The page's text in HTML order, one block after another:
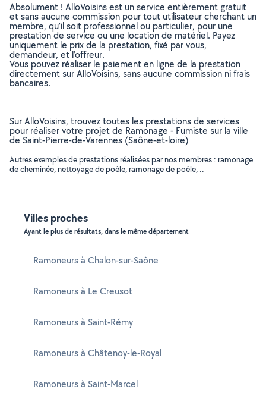
Absolument ! AlloVoisins est un service entièrement gratuit
et sans aucune commission pour tout utilisateur cherchant un
membre, qu’il soit professionnel ou particulier, pour une
prestation de service ou une location de matériel. Payez
uniquement le prix de la prestation, fixé par vous,
demandeur, et l’offreur.
Vous pouvez réaliser le paiement en ligne de la prestation
directement sur AlloVoisins, sans aucune commission ni frais
bancaires.
Sur AlloVoisins, trouvez toutes les prestations de services
pour réaliser votre projet de Ramonage - Fumiste sur la ville
de Saint-Pierre-de-Varennes (Saône-et-loire)
Autres exemples de prestations réalisées par nos membres : ramonage
de cheminée, nettoyage de poêle, ramonage de poêle, ..
Villes proches
Ayant le plus de résultats, dans le même département
Ramoneurs à Chalon-sur-Saône
Ramoneurs à Le Creusot
Ramoneurs à Saint-Rémy
Ramoneurs à Châtenoy-le-Royal
Ramoneurs à Saint-Marcel